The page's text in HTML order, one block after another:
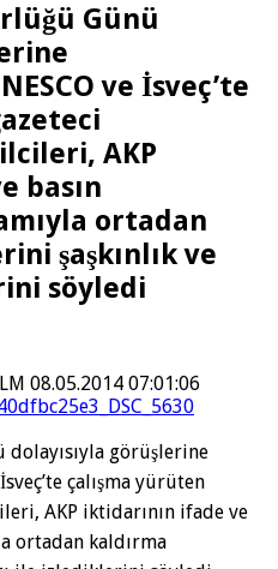
Günü
ve İsveç’te
AKP
basın
ortadan
şaşkınlık ve
söyledi
08.05.2014 07:01:06
dolayısıyla görüşlerine
çalışma yürüten
AKP iktidarının ifade ve
ortadan kaldırma